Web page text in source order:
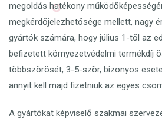
megoldás hatékony
megkérdőjelezhetősége mellett, nagy
gyártók számára, hogy július 1-től az
befizetett környezetvédelmi termékdíj
többszörösét, 3-5-ször, bizonyos
annyit kell majd fizetniük az egyes
A gyártókat képviselő szakmai